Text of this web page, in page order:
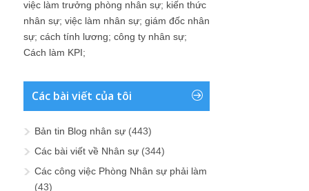
việc làm trưởng phòng nhân sự; kiến thức
nhân sự; việc làm nhân sự; giám đốc nhân
sự; cách tính lương; công ty nhân sự;
Cách làm KPI;
Các bài viết của tôi
Bản tin Blog nhân sự (443)
Các bài viết về Nhân sự (344)
Các công việc Phòng Nhân sự phải làm
(43)